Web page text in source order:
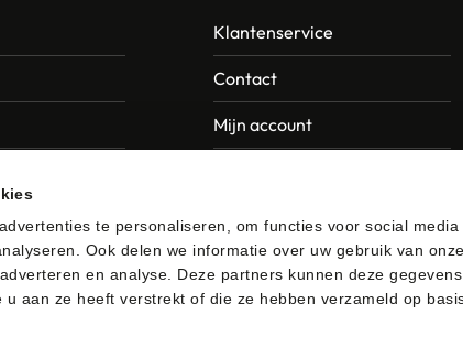
te personaliseren, om functies voor social media
Ook delen we informatie over uw gebruik van
en analyse. Deze partners kunnen deze gegevens
aan ze heeft verstrekt of die ze hebben verzameld op
Klantenservice
Contact
Mijn account